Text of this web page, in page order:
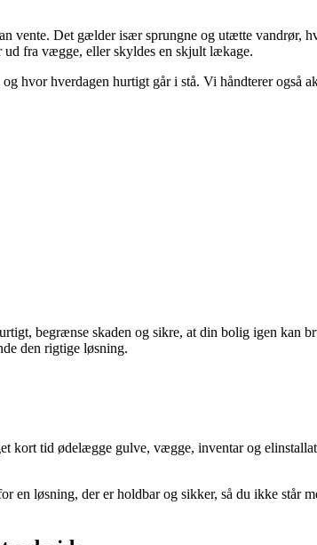
vente. Det gælder især sprungne og utætte vandrør,
fra vægge, eller skyldes en skjult lækage.
hvor hverdagen hurtigt går i stå. Vi håndterer også
begrænse skaden og sikre, at din bolig igen kan
den rigtige løsning.
kort tid ødelægge gulve, vægge, inventar og
en løsning, der er holdbar og sikker, så du ikke står